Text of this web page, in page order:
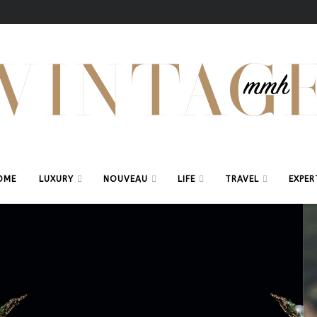
LUXURY NOUVEAU LIFE TRAVEL